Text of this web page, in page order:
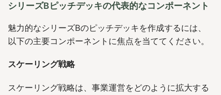
シリーズBピッチデッキの代表的なコンポーネント
魅力的なシリーズBのピッチデッキを作成するには、
以下の主要コンポーネントに焦点を当ててください。
スケーリング戦略
スケーリング戦略は、事業運営をどのように拡大する